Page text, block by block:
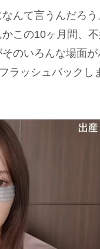
んて言うんだろう
この10ヶ月間、
のいろんな場面
ラッシュバックし